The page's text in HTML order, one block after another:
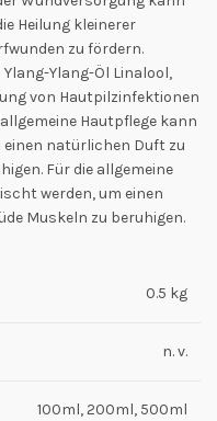
Heilung kleinerer
zu fördern.
Ylang-Öl Linalool,
von Hautpilzinfektionen
Hautpflege kann
einen natürlichen Duft zu
Für die allgemeine
werden, um einen
Muskeln zu beruhigen.
0.5 kg
n. v.
100ml, 200ml, 500ml